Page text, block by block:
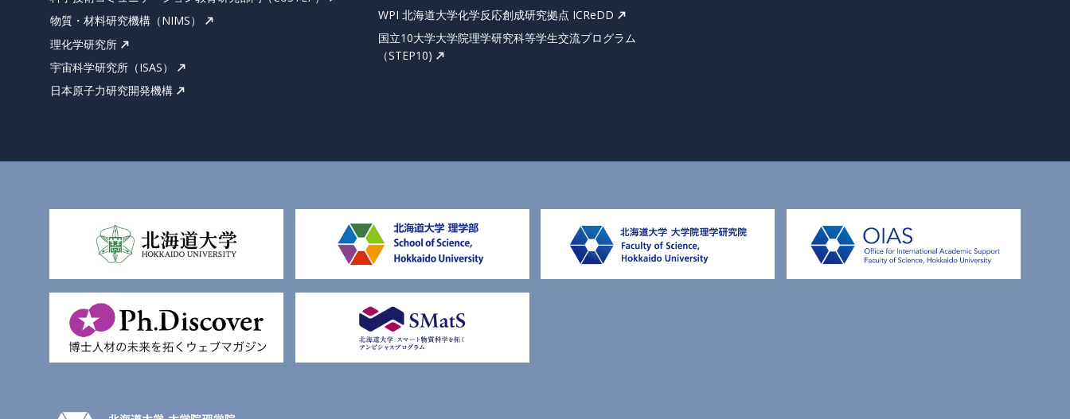
物質・材料研究機構（NIMS）
理化学研究所
宇宙科学研究所（ISAS）
日本原子力研究開発機構
WPI 北海道大学化学反応創成研究拠点 ICReDD
国立10大学大学院理学研究科等学生交流プログラム
（STEP10)